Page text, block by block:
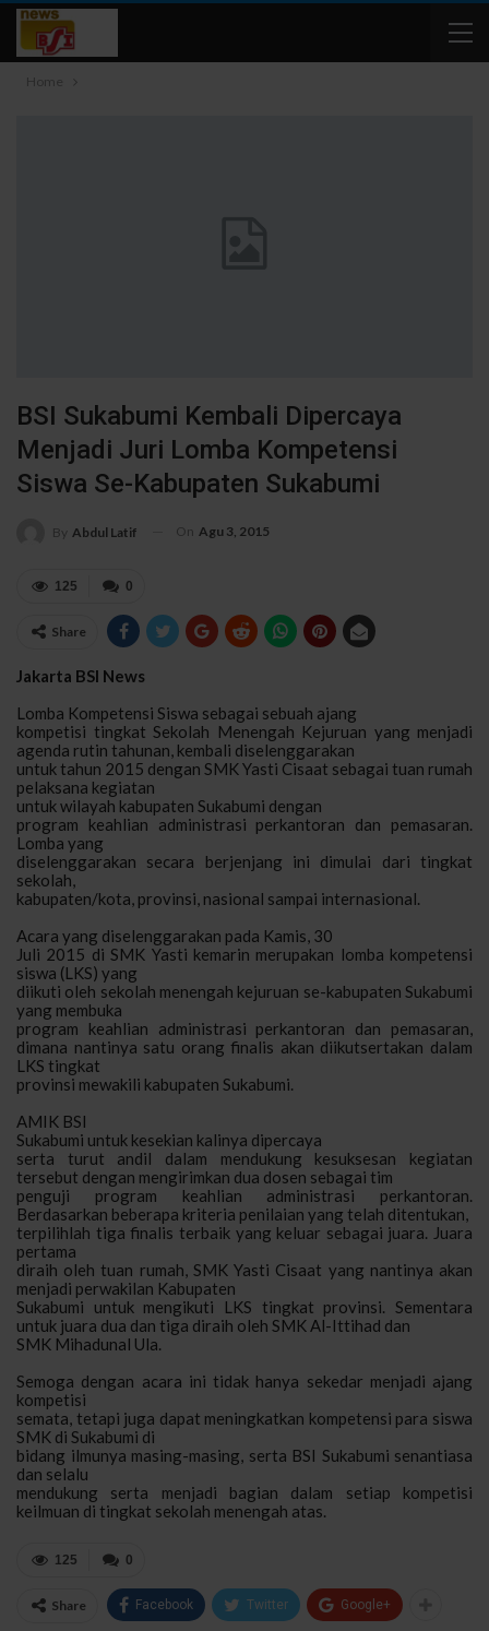
Home
BSI Sukabumi Kembali Dipercaya
Menjadi Juri Lomba Kompetensi
Siswa Se-Kabupaten Sukabumi
By Abdul Latif On Agu 3, 2015
0
125
Share
Jakarta BSI News
Lomba Kompetensi Siswa sebagai sebuah ajang
kompetisi tingkat Sekolah Menengah Kejuruan yang menjadi
agenda rutin tahunan, kembali diselenggarakan
untuk tahun 2015 dengan SMK Yasti Cisaat sebagai tuan rumah
pelaksana kegiatan
untuk wilayah kabupaten Sukabumi dengan
program keahlian administrasi perkantoran dan pemasaran.
Lomba yang
diselenggarakan secara berjenjang ini dimulai dari tingkat
sekolah,
kabupaten/kota, provinsi, nasional sampai internasional.
Acara yang diselenggarakan pada Kamis, 30
Juli 2015 di SMK Yasti kemarin merupakan lomba kompetensi
siswa (LKS) yang
diikuti oleh sekolah menengah kejuruan se-kabupaten Sukabumi
yang membuka
program keahlian administrasi perkantoran dan pemasaran,
dimana nantinya satu orangfinalis akan diikutsertakan dalam
LKS tingkat
provinsi mewakili kabupaten Sukabumi.
AMIK BSI
Sukabumi untuk kesekian kalinya dipercaya
serta turut andil dalam mendukung kesuksesan kegiatan
tersebut dengan mengirimkan dua dosen sebagai tim
penguji program keahlian administrasi perkantoran.
Berdasarkan beberapa kriteria penilaian yang telah ditentukan,
terpilihlah tiga finalis terbaik yang keluar sebagai juara. Juara
pertama
diraih oleh tuan rumah, SMK Yasti Cisaat yang nantinya akan
menjadi perwakilan Kabupaten
Sukabumi untuk mengikuti LKS tingkat provinsi. Sementara
untuk juara dua dan tiga diraih oleh SMK Al-Ittihad dan
SMK Mihadunal Ula.
Semoga dengan acara ini tidak hanya sekedar menjadi ajang
kompetisi
semata, tetapi juga dapat meningkatkan kompetensi para siswa
SMK di Sukabumi di
bidang ilmunya masing-masing, serta BSI Sukabumi senantiasa
dan selalu
mendukung serta menjadi bagian dalam setiap kompetisi
keilmuan di tingkat sekolah menengah atas.
0
125
Share Facebook Twitter Google+